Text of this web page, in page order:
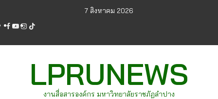
content
7 สิงหาคม 2026
facebook
youtube
instagram
tiktok
LPRUNEWS
งานสื่อสารองค์กร มหาวิทยาลัยราชภัฏลำปาง